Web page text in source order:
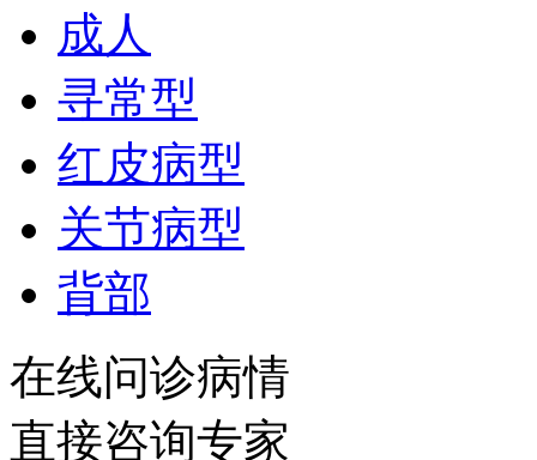
成人
寻常型
红皮病型
关节病型
背部
在线问诊病情
直接咨询专家